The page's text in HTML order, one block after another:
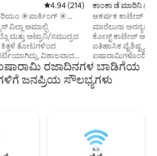
5 ರಲ್ಲಿ 4.94 ಸರಾಸರಿ ರೇಟಿಂಗ್, 214
4.94 (214)
☀️ಪಾರ್ಕಿಂಗ್ ☀️
ವಿಲ್ಲಾ ಅಮಾಲ್ಫಿ
ಮತ್ತು ಅಟ್ರಾನಿ/ಸಮುದ್ರದ
ಕಿತ್ತಳೆ ತೋಟಗಳಿಂದ
ವಿಶಾಲವಾದ
ನೇರ ಪ್ರವೇಶವನ್ನು
ಲಭ್ಯವಿದೆ. ಬಾಡಿಗೆ
ಕಿ .ಮೀ) ಅಟ್ರಾಣಿ (1 ಕಿ
ಕಿ .ಮೀ) ಮಿನೋರಿ (2.5 ಕಿ
(ದೋಣಿಯ ಮೂಲಕ).
ಕಾಂಕಾ ಡೆ ಮಾರಿನಿ
ಆಕರ್ಷಕ ಕಾಟೇಜ್
ಮಾರೆಲುನಾ
ಕೋಸ್ಟ್ ಕಾಟೇಜ್
ಐತಿಹಾಸಿಕ
ಐಷಾರಾಮಿಗಳೊಂದಿಗೆ
ಚೆಸ್ಟ್‌ನಟ್ ಕಿರಣಗಳು,
ಮತ್ತು ಏರ್‌ಕಾನ್
ಆಧುನಿಕ
ಹಳೆಯದಾದ
ಪಾತ್ರವನ್ನು
ಒಳಾಂಗಣವನ್ನು ಸಹ
ರಜಾದಿನಗಳ ಬಾಡಿಗೆಯ
ಜನಪ್ರಿಯ ಸೌಲಭ್ಯಗಳು